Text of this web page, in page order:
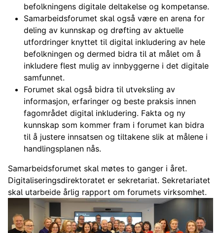
befolkningens digitale deltakelse og kompetanse.
Samarbeidsforumet skal også være en arena for
deling av kunnskap og drøfting av aktuelle
utfordringer knyttet til digital inkludering av hele
befolkningen og dermed bidra til at målet om å
inkludere flest mulig av innbyggerne i det digitale
samfunnet.
Forumet skal også bidra til utveksling av
informasjon, erfaringer og beste praksis innen
fagområdet digital inkludering. Fakta og ny
kunnskap som kommer fram i forumet kan bidra
til å justere innsatsen og tiltakene slik at målene i
handlingsplanen nås.
Samarbeidsforumet skal møtes to ganger i året.
Digitaliseringsdirektoratet er sekretariat. Sekretariatet
skal utarbeide årlig rapport om forumets virksomhet.